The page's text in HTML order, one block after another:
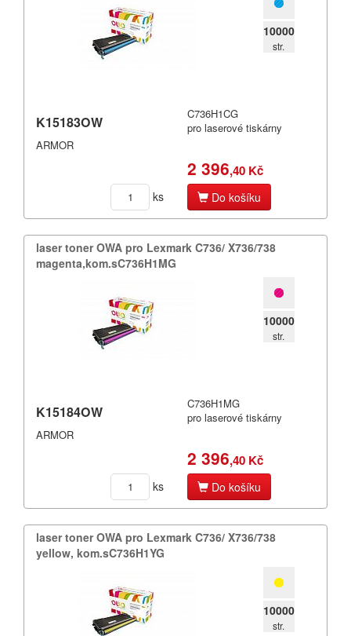
10000
str.
K15183OW
ARMOR
C736H1CG
pro laserové tiskárny
2 396,40 Kč
ks Do košíku
laser toner OWA pro Lexmark C736/​ X736/​738
magenta,​kom.​sC736H1MG
10000
str.
K15184OW
ARMOR
C736H1MG
pro laserové tiskárny
2 396,40 Kč
ks Do košíku
laser toner OWA pro Lexmark C736/​ X736/​738
yellow,​ kom.​sC736H1YG
10000
str.